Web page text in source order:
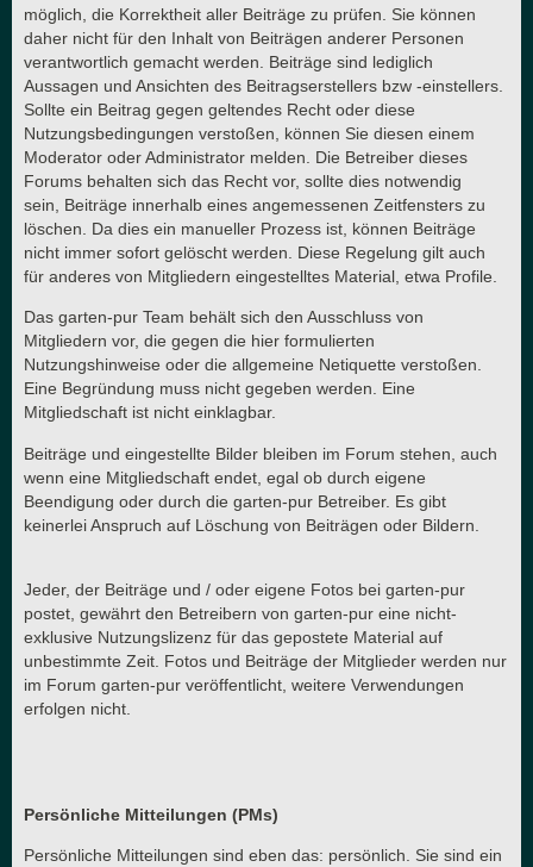
möglich, die Korrektheit aller Beiträge zu prüfen. Sie können
daher nicht für den Inhalt von Beiträgen anderer Personen
verantwortlich gemacht werden. Beiträge sind lediglich
Aussagen und Ansichten des Beitragserstellers bzw -einstellers.
Sollte ein Beitrag gegen geltendes Recht oder diese
Nutzungsbedingungen verstoßen, können Sie diesen einem
Moderator oder Administrator melden. Die Betreiber dieses
Forums behalten sich das Recht vor, sollte dies notwendig
sein, Beiträge innerhalb eines angemessenen Zeitfensters zu
löschen. Da dies ein manueller Prozess ist, können Beiträge
nicht immer sofort gelöscht werden. Diese Regelung gilt auch
für anderes von Mitgliedern eingestelltes Material, etwa Profile.
Das garten-pur Team behält sich den Ausschluss von
Mitgliedern vor, die gegen die hier formulierten
Nutzungshinweise oder die allgemeine Netiquette verstoßen.
Eine Begründung muss nicht gegeben werden. Eine
Mitgliedschaft ist nicht einklagbar.
Beiträge und eingestellte Bilder bleiben im Forum stehen, auch
wenn eine Mitgliedschaft endet, egal ob durch eigene
Beendigung oder durch die garten-pur Betreiber. Es gibt
keinerlei Anspruch auf Löschung von Beiträgen oder Bildern.
Jeder, der Beiträge und / oder eigene Fotos bei garten-pur
postet, gewährt den Betreibern von garten-pur eine nicht-
exklusive Nutzungslizenz für das gepostete Material auf
unbestimmte Zeit. Fotos und Beiträge der Mitglieder werden nur
im Forum garten-pur veröffentlicht, weitere Verwendungen
erfolgen nicht.
Persönliche Mitteilungen (PMs)
Persönliche Mitteilungen sind eben das: persönlich. Sie sind ein